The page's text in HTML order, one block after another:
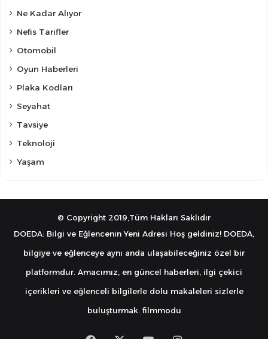
Ne Kadar Alıyor
Nefis Tarifler
Otomobil
Oyun Haberleri
Plaka Kodları
Seyahat
Tavsiye
Teknoloji
Yaşam
© Copyright 2019,Tüm Hakları Saklıdır
DOEDA: Bilgi ve Eğlencenin Yeni Adresi Hoş geldiniz! DOEDA,
bilgiye ve eğlenceye aynı anda ulaşabileceğiniz özel bir
platformdur. Amacımız, en güncel haberleri, ilgi çekici
içerikleri ve eğlenceli bilgilerle dolu makaleleri sizlerle
buluşturmak. filmmodu